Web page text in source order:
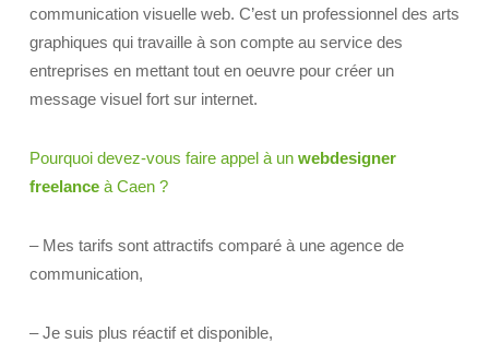
communication visuelle web. C’est un professionnel des arts
graphiques qui travaille à son compte au service des
entreprises en mettant tout en oeuvre pour créer un
message visuel fort sur internet.
Pourquoi devez-vous faire appel à un webdesigner
freelanceà Caen ?
– Mes tarifs sont attractifs comparé à une agence de
communication,
– Je suis plus réactif et disponible,